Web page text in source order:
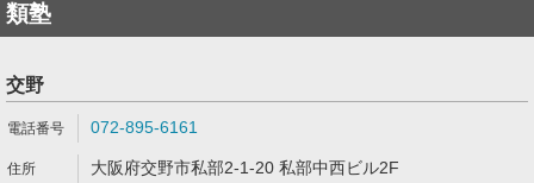
類塾
交野
072-895-6161
大阪府交野市私部2-1-20 私部中西ビル2F